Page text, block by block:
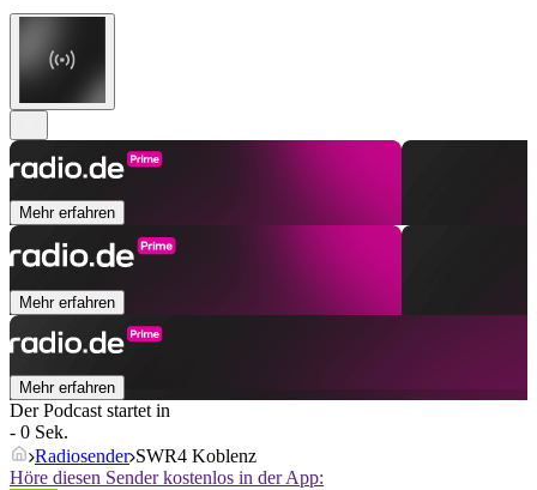
Mehr erfahren
Mehr erfahren
Mehr erfahren
Der Podcast startet in
- 0 Sek.
Radiosender SWR4 Koblenz
Höre diesen Sender kostenlos in der App: